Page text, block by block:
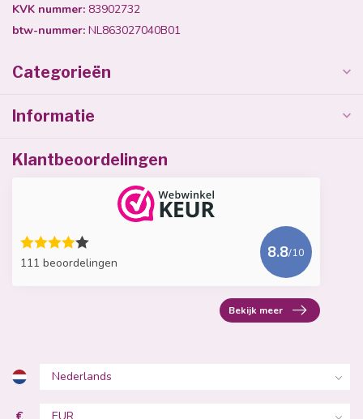
KVK nummer: 83902732
btw-nummer: NL863027040B01
Categorieën
Informatie
Klantbeoordelingen
111 beoordelingen
8.8/10
Bekijk meer